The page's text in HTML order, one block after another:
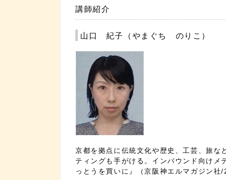
講師紹介
山口 紀子（やまぐち のりこ）
京都を拠点に伝統文化や歴史、工芸、旅な
ティングも手がける。インバウンド向けメ
っとうを買いに』（京阪神エルマガジン社